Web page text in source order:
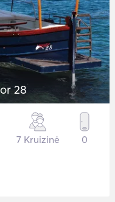
28
7 Kruizinė 0